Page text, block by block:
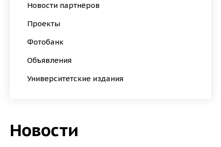
Новости партнёров
Проекты
Фотобанк
Объявления
Университетские издания
Новости